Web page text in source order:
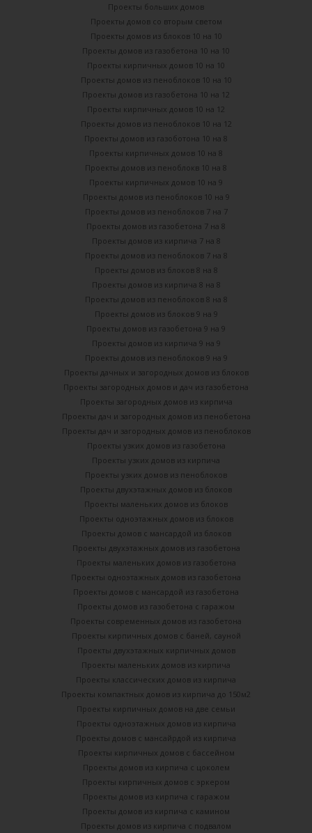
Проекты больших домов
Проекты домов со вторым светом
Проекты домов из блоков 10 на 10
Проекты домов из газобетона 10 на 10
Проекты кирпичных домов 10 на 10
Проекты домов из пеноблоков 10 на 10
Проекты домов из газобетона 10 на 12
Проекты кирпичных домов 10 на 12
Проекты домов из пеноблоков 10 на 12
Проекты домов из газоботона 10 на 8
Проекты кирпичных домов 10 на 8
Проекты домов из пеноблокв 10 на 8
Проекты кирпичных домов 10 на 9
Проекты домов из пеноблоков 10 на 9
Проекты домов из пеноблоков 7 на 7
Проекты домов из газобетона 7 на 8
Проекты домов из кирпича 7 на 8
Проекты домов из пеноблоков 7 на 8
Проекты домов из блоков 8 на 8
Проекты домов из кирпича 8 на 8
Проекты домов из пеноблоков 8 на 8
Проекты домов из блоков 9 на 9
Проекты домов из газобетона 9 на 9
Проекты домов из кирпича 9 на 9
Проекты домов из пеноблоков 9 на 9
Проекты дачных и загородных домов из блоков
Проекты загородных домов и дач из газобетона
Проекты загородных домов из кирпича
Проекты дач и загородных домов из пенобетона
Проекты дач и загородных домов из пеноблоков
Проекты узких домов из газобетона
Проекты узких домов из кирпича
Проекты узких домов из пеноблоков
Проекты двухэтажных домов из блоков
Проекты маленьких домов из блоков
Проекты одноэтажных домов из блоков
Проекты домов с мансардой из блоков
Проекты двухэтажных домов из газобетона
Проекты маленьких домов из газобетона
Проекты одноэтажных домов из газобетона
Проекты домов с мансардой из газобетона
Проекты домов из газобетона с гаражом
Проекты современных домов из газобетона
Проекты кирпичных домов с баней, сауной
Проекты двухэтажных кирпичных домов
Проекты маленьких домов из кирпича
Проекты классических домов из кирпича
Проекты компактных домов из кирпича до 150м2
Проекты кирпичных домов на две семьи
Проекты одноэтажных домов из кирпича
Проекты домов с мансайрдой из кирпича
Проекты кирпичных домов с бассейном
Проекты домов из кирпича с цоколем
Проекты кирпичных домов с эркером
Проекты домов из кирпича с гаражом
Проекты домов из кирпича с камином
Проекты домов из кирпича с подвалом